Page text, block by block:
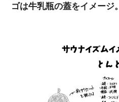
ゴは牛乳瓶の蓋をイメージ。